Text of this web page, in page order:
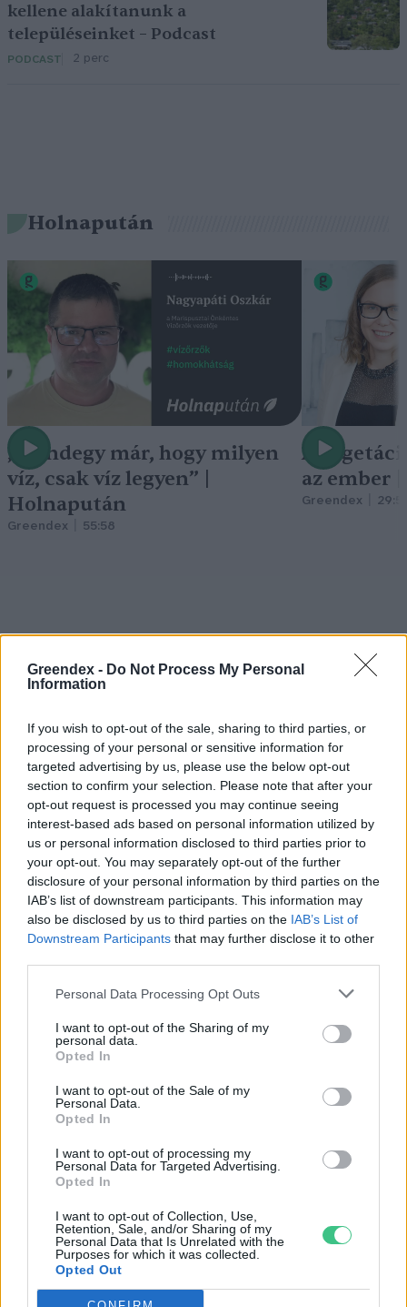
Greendex - Do Not Process My Personal
Information
If you wish to opt-out of the sale, sharing to third parties, or
processing of your personal or sensitive information for
targeted advertising by us, please use the below opt-out
section to confirm your selection. Please note that after your
opt-out request is processed you may continue seeing
interest-based ads based on personal information utilized by
us or personal information disclosed to third parties prior to
your opt-out. You may separately opt-out of the further
disclosure of your personal information by third parties on the
IAB’s list of downstream participants. This information may
also be disclosed by us to third parties on the IAB’s List of
Downstream Participants that may further disclose it to other
Personal Data Processing Opt Outs
I want to opt-out of the Sharing of my
personal data.
Opted In
I want to opt-out of the Sale of my
Personal Data.
Opted In
I want to opt-out of processing my
Personal Data for Targeted Advertising.
Opted In
I want to opt-out of Collection, Use,
Retention, Sale, and/or Sharing of my
Personal Data that Is Unrelated with the
Purposes for which it was collected.
Opted Out
kellene alakítanunk a
településeinket – Podcast
PODCAST 2 perc
Holnapután
„Mindegy már, hogy milyen
víz, csak víz legyen” |
Holnapután
Greendex 55:58
A
az ember
Greendex
Cickafark – Az évezredek óta
ismert gyógynövény
pedig ma is számos betegség ellen használják.
Születésnapi programokkal várja a
hétvégén a közönséget a 160 éves
Fővárosi Állatkert